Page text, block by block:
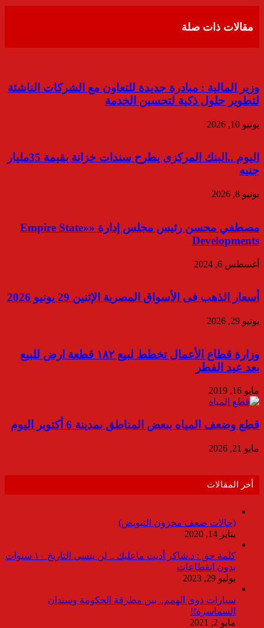
مقالات ذات صلة
وزير المالية : مبادرة جديدة للتعاون مع الشركات الناشئة
لتطوير حلول ذكية لتحسين الخدمة
يونيو 10, 2026
اليوم ..البنك المركزى يطرح سندات خزانة بقيمة 35مليار
جنيه
يونيو 8, 2026
مصطفي محسن رئيس مجلس إدارة ««Empire State
Developments
أغسطس 6, 2024
أسعار الذهب فى الأسواق المصرية الإثنين 29 يونيو 2026
يونيو 29, 2026
وزارة قطاع الأعمال تخطط لبيع ١٨٢ قطعة ارض للبيع
بعد عيد الفطر
مايو 16, 2019
قطع وضعف المياه ببعض المناطق بمدينة 6 أكتوبر اليوم
مايو 21, 2026
أخر المقالات
(حالات ضعف مخزون التبويض)
يناير 14, 2020
كلمة حق : د.شاكر أديت ماعليك .. لن ينسى التاريخ ١٠ سنوات
بدون انقطاعات
يوليو 29, 2023
سيارات ذوى الهمم.. بين مطرقة الحكومة وسندان
السماسرة!!
مايو 2, 2021